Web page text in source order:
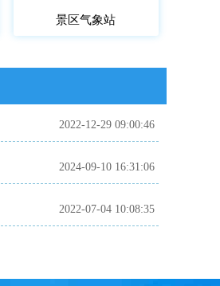
景区气象站
2022-12-29 09:00:46
2024-09-10 16:31:06
2022-07-04 10:08:35